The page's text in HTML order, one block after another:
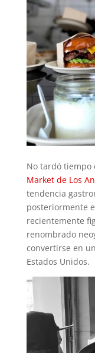
No tardó tiempo
Market de Los
tendencia
posteriormente
recientemente
renombrado
convertirse en
Estados Unidos.